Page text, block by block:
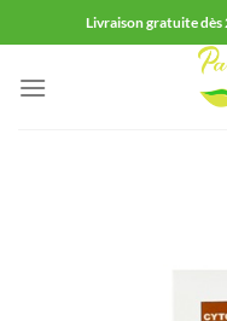
au
contenu
Livraison gratuite